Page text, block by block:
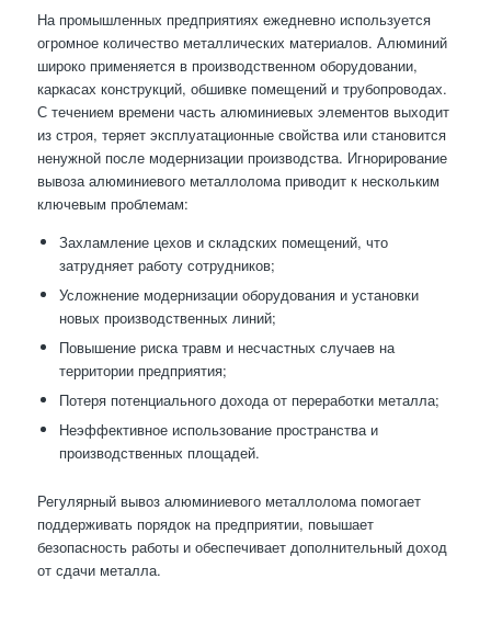
На промышленных предприятиях ежедневно используется
огромное количество металлических материалов. Алюминий
широко применяется в производственном оборудовании,
каркасах конструкций, обшивке помещений и трубопроводах.
С течением времени часть алюминиевых элементов выходит
из строя, теряет эксплуатационные свойства или становится
ненужной после модернизации производства. Игнорирование
вывоза алюминиевого металлолома приводит к нескольким
ключевым проблемам:
Захламление цехов и складских помещений, что
затрудняет работу сотрудников;
Усложнение модернизации оборудования и установки
новых производственных линий;
Повышение риска травм и несчастных случаев на
территории предприятия;
Потеря потенциального дохода от переработки металла;
Неэффективное использование пространства и
производственных площадей.
Регулярный вывоз алюминиевого металлолома помогает
поддерживать порядок на предприятии, повышает
безопасность работы и обеспечивает дополнительный доход
от сдачи металла.